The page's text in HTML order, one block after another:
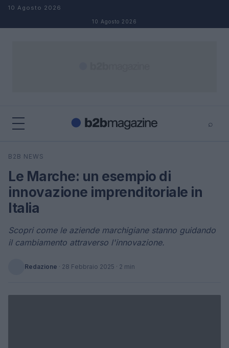
Salta al contenuto
10 Agosto 2026
10 Agosto 2026
⌕
Cerca
B2B NEWS
Le Marche: un esempio di
innovazione imprenditoriale in
Italia
Scopri come le aziende marchigiane stanno guidando
il cambiamento attraverso l'innovazione.
Redazione · 28 Febbraio 2025 · 2 min